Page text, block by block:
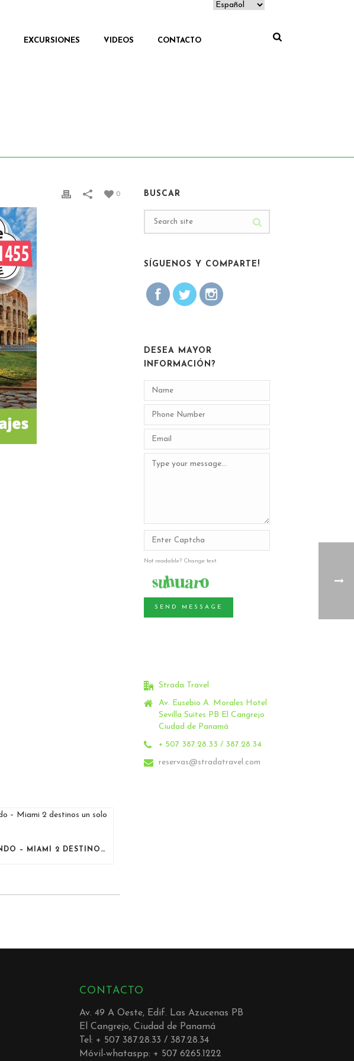
EXCURSIONES VIDEOS CONTACTO
0
ORLANDO – MIAMI 2 DESTINOS UN SOLO VIAJE
BUSCAR
SÍGUENOS Y COMPARTE!
DESEA MAYOR
INFORMACIÓN?
Not readable? Change text.
SEND MESSAGE
Strada Travel
Av. Eusebio A. Morales Hotel
Sevilla Suites PB El Cangrejo
Ciudad de Panamá
+ 507 387.28.33 / 387.28.34
reservas@stradatravel.com
CONTACTO
Av. 49 A Oeste, Edif. Las Azucenas PB
El Cangrejo, Ciudad de Panamá
Tel: + 507 387.28.33 / 387.28.34
Móvil-whataspp: + 507 6265.1222